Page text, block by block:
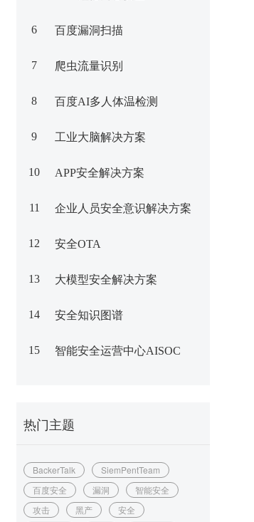
6 百度漏洞扫描
7 爬虫流量识别
8 百度AI多人体温检测
9 工业大脑解决方案
10 APP安全解决方案
11 企业人员安全意识解决方案
12 安全OTA
13 大模型安全解决方案
14 安全知识图谱
15 智能安全运营中心AISOC
热门主题
BackerTalk
SiemPentTeam
百度安全
漏洞
智能安全
攻击
黑产
安全